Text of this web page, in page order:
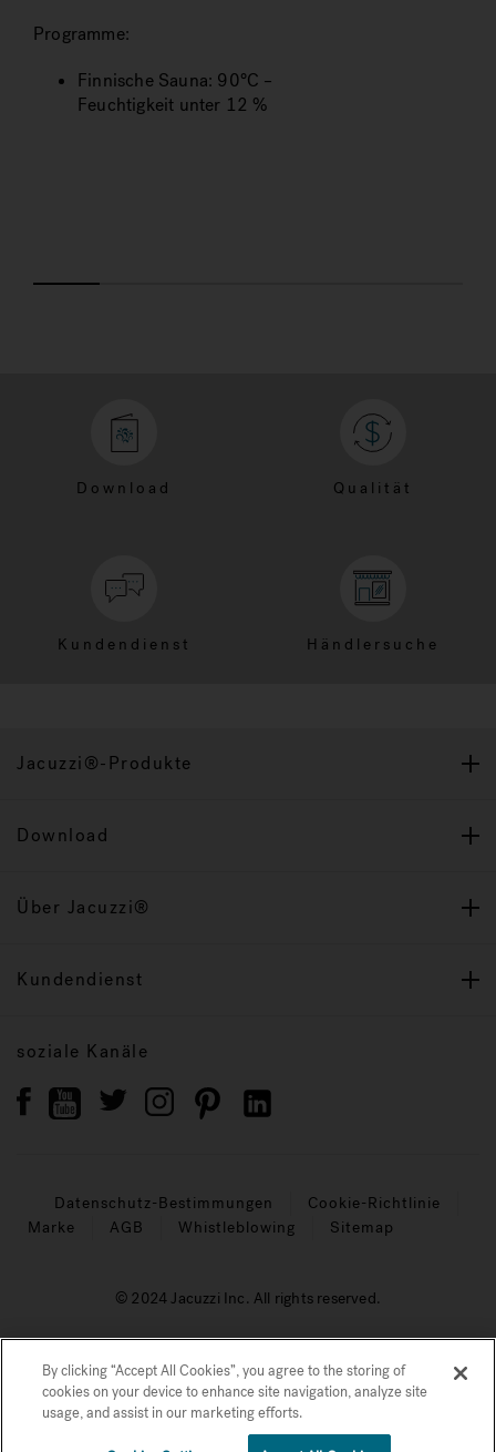
€€€€€
Programme:
Finnische Sauna: 90°C –
Feuchtigkeit unter 12 %
Download Qualität
Kundendienst Händlersuche
Jacuzzi®-Produkte
Download
Über Jacuzzi®
Kundendienst
soziale Kanäle
Datenschutz-Bestimmungen
Cookie-Richtlinie
Marke
AGB Whistleblowing Sitemap
© 2024 Jacuzzi Inc. All rights reserved.
By clicking “Accept All Cookies”, you agree to the storing of
cookies on your device to enhance site navigation, analyze site
usage, and assist in our marketing efforts.